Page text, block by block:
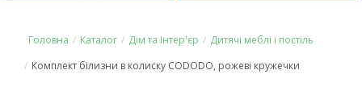
Головна / Каталог / Дім та Інтер'єр / Дитячі меблі і постіль
/ Комплект білизни в колиску CODODO, рожеві кружечки